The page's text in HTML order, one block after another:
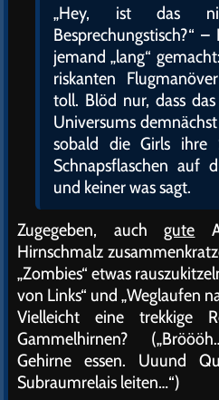
„Hey, ist das
Besprechungstisch?“
jemand „lang“
riskanten
toll. Blöd nur, dass
Universums
sobald die Girls ihre
Schnapsflaschen auf
und keiner was sagt.
Zugegeben, auchgute
Hirnschmalz
„Zombies“ etwas
von Links“ und „Weglaufen
Vielleicht eine trekkige
Gammelhirnen?
Gehirne essen. Uuund
Subraumrelais leiten…“)